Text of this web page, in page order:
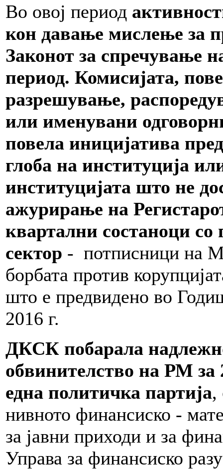
Во овој период
кон давање мислење за
Законот за спречување
период. Комисијата,
разрешување,
или именувани
повела иницијатива
глоба на институција
институцијата што не
ажурирање на
квартални состаноци со
сектор - потписници на
борбата против
што е предвидено во
2016 г.
ДКСК побарала
обвинителство на РМ за
една политичка партија,
нивното финансиско -
за јавни приходи и за
Управа за финансиско